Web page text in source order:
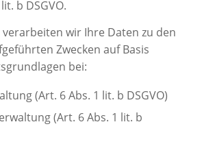
b DSGVO.
wir Ihre Daten zu den
Zwecken auf Basis
bei:
(Art. 6 Abs. 1 lit. b DSGVO)
(Art. 6 Abs. 1 lit. b